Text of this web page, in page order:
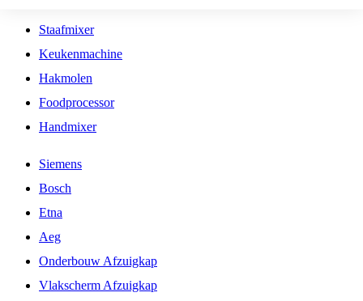
Staafmixer
Keukenmachine
Hakmolen
Foodprocessor
Handmixer
Siemens
Bosch
Etna
Aeg
Onderbouw Afzuigkap
Vlakscherm Afzuigkap